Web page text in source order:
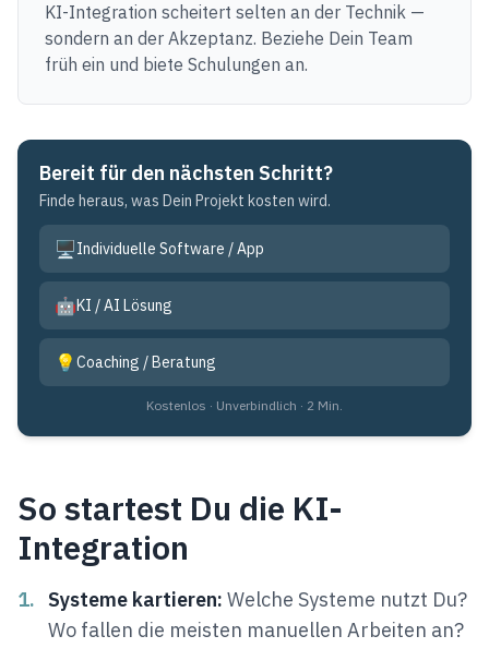
KI-Integration scheitert selten an der Technik —
sondern an der Akzeptanz. Beziehe Dein Team
früh ein und biete Schulungen an.
Bereit für den nächsten Schritt?
Finde heraus, was Dein Projekt kosten wird.
🖥️Individuelle Software / App
🤖KI / AI Lösung
💡 Coaching / Beratung
Kostenlos · Unverbindlich · 2 Min.
So startest Du die KI-
Integration
1. Systeme kartieren: Welche Systeme nutzt Du?
Wo fallen die meisten manuellen Arbeiten an?